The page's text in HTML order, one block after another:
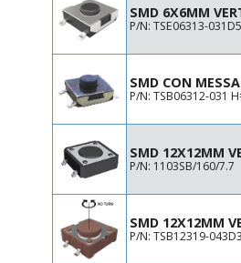
SMD 6X6MM
P/N: TSE06313-
SMD CON
P/N: TSB06312-031
SMD 12X12MM
P/N: 1103SB/160/7.7
SMD 12X12MM
P/N: TSB12319-